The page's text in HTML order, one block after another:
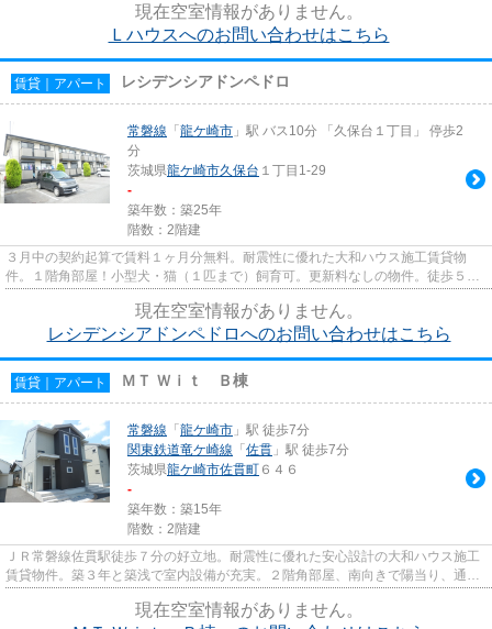
現在空室情報がありません。
Ｌハウスへのお問い合わせはこちら
賃貸｜アパート レシデンシアドンペドロ
常磐線 「 龍ケ崎市 」駅 バス10分 「久保台１丁目」 停歩2
分
茨城県龍ケ崎市久保台 １丁目1-29
-
築年数：築25年
階数：2階建
３月中の契約起算で賃料１ヶ月分無料。耐震性に優れた大和ハウス施工賃貸物
件。１階角部屋！小型犬・猫（１匹まで）飼育可。更新料なしの物件。徒歩５分
現在空室情報がありません。
レシデンシアドンペドロへのお問い合わせはこちら
賃貸｜アパート ＭＴ Ｗｉｔ Ｂ棟
常磐線 「 龍ケ崎市 」駅 徒歩7分
関東鉄道竜ケ崎線 「 佐貫 」駅 徒歩7分
茨城県龍ケ崎市佐貫町 ６４６
-
築年数：築15年
階数：2階建
ＪＲ常磐線佐貫駅徒歩７分の好立地。耐震性に優れた安心設計の大和ハウス施工
賃貸物件。築３年と築浅で室内設備が充実。２階角部屋、南向きで陽当り、通風
現在空室情報がありません。